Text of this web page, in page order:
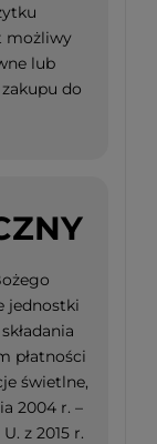
możliwy
lub
do
jednostki
płatności
świetlne,
2004 r. –
z 2015 r.